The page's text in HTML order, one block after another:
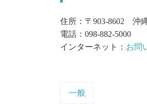
住所：〒903-8602 沖
電話：098-882-5000
インターネット： お問
一般